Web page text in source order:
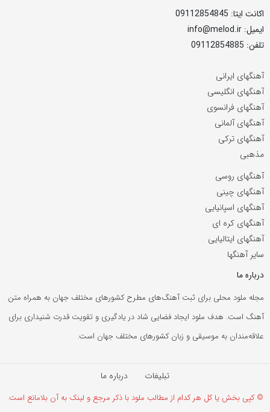
اکانت ایتا: 09112854845
ایمیل: info@melod.ir
تلفن: 09112854885
آهنگهای ایرانی
آهنگهای انگلیسی
آهنگهای فرانسوی
آهنگهای آلمانی
آهنگهای ترکی
مذهبی
آهنگهای روسی
آهنگهای چینی
آهنگهای اسپانیایی
آهنگهای کره ای
آهنگهای ایتالیایی
سایر آهنگها
درباره ما
مجله ملود محلی برای ثبت آهنگ‌های مطرح کشورهای مختلف جهان به همراه متن
آهنگ است. هدف ملود ایجاد فضایی شاد در یادگیری و تقویت قدرت شنیداری برای
علاقه‌مندان به موسیقی و زبان کشورهای مختلف جهان است.
تبلیغات درباره ما
© کپی بخش یا کل هر کدام از مطالب ملود با ذکر مرجع و لینک به آن بلامانع است.